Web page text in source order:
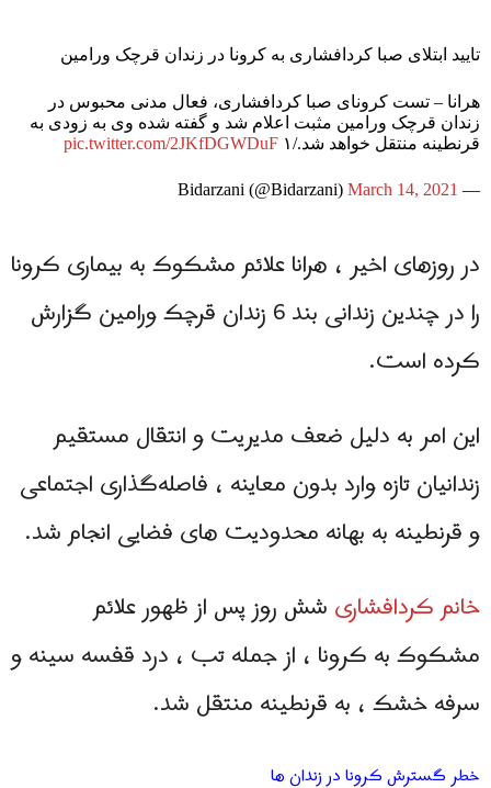
تایید ابتلای صبا کردافشاری به کرونا در زندان قرچک ورامین
هرانا – تست کرونای صبا کردافشاری، فعال مدنی محبوس در
زندان قرچک ورامین مثبت اعلام شد و گفته شده وی به زودی به
قرنطینه منتقل خواهد شد./۱
pic.twitter.com/2JKfDGWDuF
— Bidarzani (@Bidarzani)
March 14, 2021
در روزهای اخیر ، هرانا علائم مشکوک به بیماری كرونا
را در چندین زندانی بند 6 زندان قرچک ورامین گزارش
کرده است.
این امر به دلیل ضعف مدیریت و انتقال مستقیم
زندانیان تازه وارد بدون معاینه ، فاصله‌گذاری اجتماعی
و قرنطینه به بهانه محدودیت های فضایی انجام شد.
خانم کردافشاریشش روز پس از ظهور علائم
مشکوک به كرونا ، از جمله تب ، درد قفسه سینه و
سرفه خشک ، به قرنطینه منتقل شد.
خطر گسترش کرونا در زندان ها